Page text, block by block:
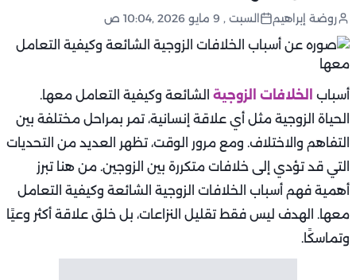
روضة إبراهيم السبت , 9 مايو 2026 ,10:04 ص